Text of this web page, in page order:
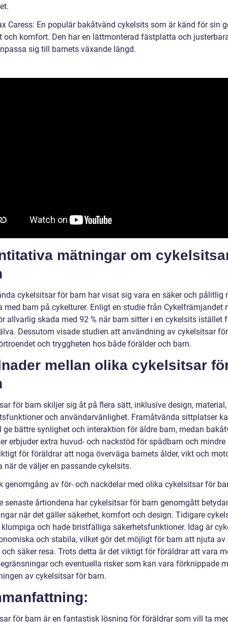
Caress: En populär bakåtvänd cykelsits som är känd för sin
och komfort. Den har en lättmonterad fästplatta och
sig till barnets växande längd.
mätningar om
cykelsitsar för barn har visat sig vara en säker och pålitlig
med barn på cykelturer. Enligt en studie från Cykelfrämjandet
allvarlig skada med 92 % när barn sitter i en cykelsits istället
Dessutom visade studien att användning av cykelsitsar
och tryggheten hos både förälder och barn.
mellan olika cykelsitsar
för barn skiljer sig åt på flera sätt, inklusive design, material,
och användarvänlighet. Framåtvända sittplatser
ge bättre synlighet och interaktion för äldre barn, medan
erbjuder extra huvud- och nackstöd för spädbarn och mindre
för föräldrar att noga överväga barnets ålder, vikt och
när de väljer en passande cykelsits.
genomgång av för- och nackdelar med olika cykelsitsar för
senaste årtiondena har cykelsitsar för barn genomgått
när det gäller säkerhet, komfort och design. Tidigare
och hade bristfälliga säkerhetsfunktioner. Idag är
och stabila, vilket gör det möjligt för barn att njuta av
säker resa. Trots detta är det viktigt för föräldrar att vara
och eventuella risker som kan vara förknippade
av cykelsitsar för barn.
för barn är en fantastisk lösning för föräldrar som vill ta